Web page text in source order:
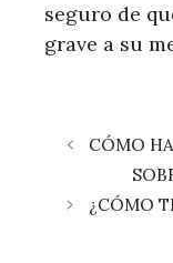
seguro de
grave a su
CÓMO
¿CÓMO